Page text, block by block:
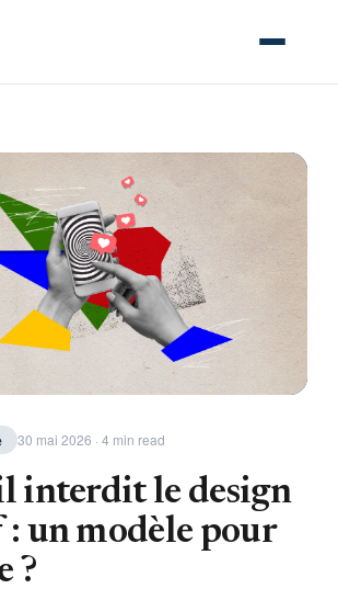
30 mai 2026 · 4 min read
interdit le design
un modèle pour
?